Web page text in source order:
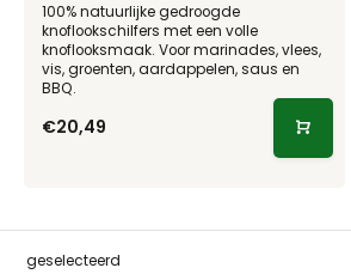
100% natuurlijke gedroogde
knoflookschilfers met een volle
knoflooksmaak. Voor marinades, vlees,
vis, groenten, aardappelen, saus en
BBQ.
€20,49
geselecteerd